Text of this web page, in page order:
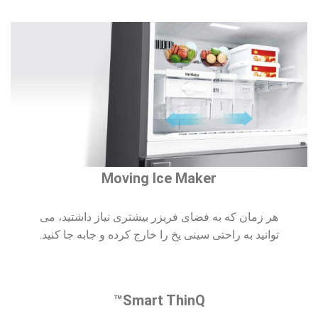
Moving Ice Maker
هر زمان که به فضای فریزر بیشتری نیاز داشتید، می
توانید به راحتی سینی یخ را خارج کرده و جابه جا کنید.
Smart ThinQ™